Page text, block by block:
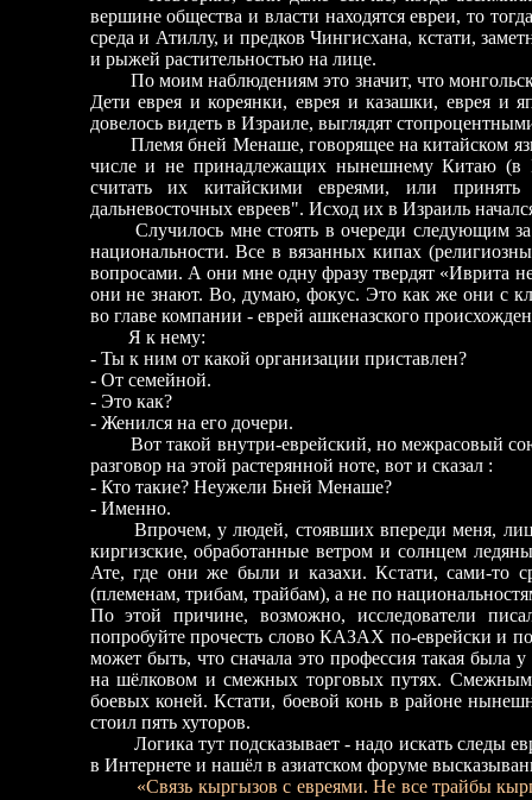
вершине общества и власти находятся евреи, то
среда и Атиллу, и предков Чингисхана, кстати,
и рыжей растительностью на лице.
По моим наблюдениям это значит, что
Дети еврея и кореянки, еврея и казашки, еврея и
довелось видеть в Израиле, выглядят
Племя бней Менаше, говорящее на китайском
числе и не принадлежащих нынешнему Китаю
считать их китайскими евреями, или
дальневосточных евреев". Исход их в Израиль
Случилось мне стоять в очереди следующим за
национальности. Все в вязанных кипах
вопросами. А они мне одну фразу твердят «Иврита
они не знают. Во, думаю, фокус. Это как же они с
во главе компании - еврей ашкеназского
Я к нему:
- Ты к ним от какой организации приставлен?
- От семейной.
- Это как?
- Женился на его дочери.
Вот такой внутри-еврейский, но межрасовый
разговор на этой растерянной ноте, вот и сказал :
- Кто такие? Неужели Бней Менаше?
- Именно.
Впрочем, у людей, стоявших впереди меня,
киргизские, обработанные ветром и солнцем
Ате, где они же были и казахи. Кстати, сами-то
(племенам, трибам, трайбам), а не по
По этой причине, возможно, исследователи
попробуйте прочесть слово КАЗАХ по-еврейски и
может быть, что сначала это профессия такая была
на шёлковом и смежных торговых путях.
боевых коней. Кстати, боевой конь в районе
стоил пять хуторов.
Логика тут подсказывает - надо искать следы
в Интернете и нашёл в азиатском форуме
«Связь кыргызов с евреями. Не все трайбы